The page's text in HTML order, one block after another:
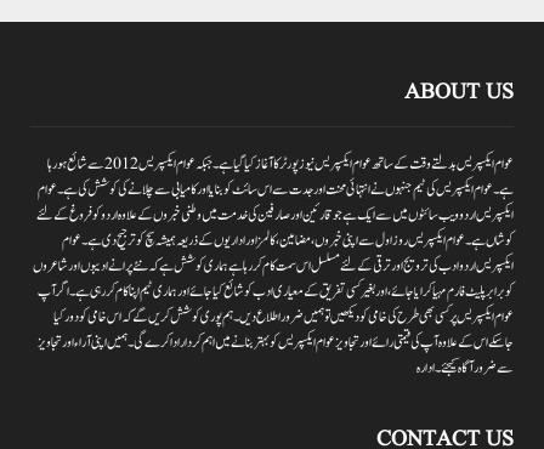
ABOUT US
عوام ایکسپریس بدلتے وقت کے ساتھ عوام ایکسپریس نیوز پورٹر کا آغاز کیا گیا ہے۔جبکہ عوام ایکسپریس 2012سے شائع ہورہا
ہے۔ عوام ایکسپریس کی ٹیم جنہوں نے انتہائی محنت اور جدت سے اس سائٹ کو بنایا اور کامیابی سے چلانے کی کوشش کی ہے۔عوام
ایکسپریس اردو ویب سائٹوں میں سے ایک ہے جو قارئین اور صارفین کی خدمت میں وطنی خبروں کے علاوہ اردو کو فروغ کے لئے
کوشاں ہے۔عوام ایکسپریس روز اول سے اپنی خبروں ،مضامین ،کالمز اور اداریوں کے ذریعہ ہمیشہ سچ کو ترجیح دی ہے۔عوام
ایکسپریس اردو ادب کی ترویج اور ترقی کے لئے مسلسل اس سمت کام کر رہا ہے ہماری کوشش ہے کہ نئے پرانے ادیبوں اور شاعروں
کو برابر پلیٹ فارم مہیا کرایا جائے،اور بغیر کسی تفریق کے معیاری ادب کو شائع کیا جائے اور ہماری ٹیم اپنا کام کر رہی ہے۔اگر آپ
عوام ایکسپریس پر کسی بھی طرح کی خامی کو دیکھیں تو ہمیں ضرور اطلاع دیں۔ہم پوری کوشش کریں گے کہ اس خامی کو دور کیا
جاسکے اس کے علاوہ آپ کی قیمتی رائے اور تجاویز عوام ایکسپریس کو بہتر بنانے میں اہم کردار اداکرے گی۔ہمیں اپنی آراءاور تجاویز
سے ضرور آگاہ کیجئے۔ ادارہ
CONTACT US